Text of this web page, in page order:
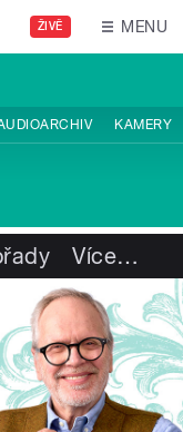
ŽIVĚ MENU
KAMERY
Více…